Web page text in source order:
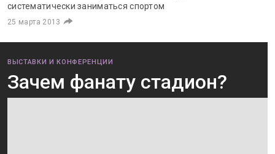
систематически заниматься спортом
25 марта 2013
ВЫСТАВКИ И КОНФЕРЕНЦИИ
Зачем фанату стадион?